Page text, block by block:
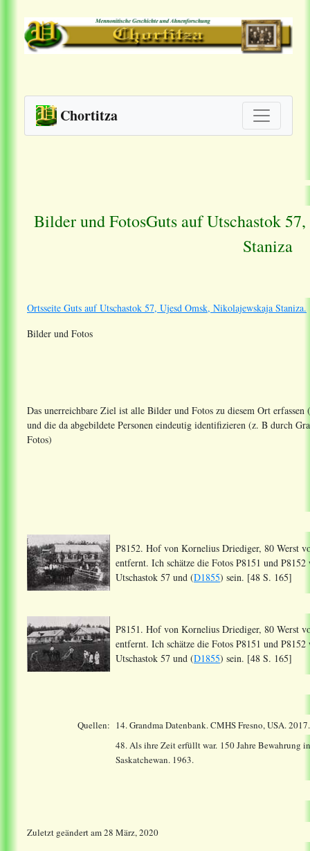
Chortitza
Bilder und FotosGuts auf Utschastok
Staniza
Ortsseite Guts auf Utschastok 57, Ujesd Omsk, Nikolajewskaja Staniza.
Bilder und Fotos
Das unerreichbare Ziel ist alle Bilder und Fotos zu diesem Ort
und die da abgebildete Personen eindeutig identifizieren (z. B durch
Fotos)
P8152. Hof von Kornelius Driediger, 80 Werst
entfernt. Ich schätze die Fotos P8151 und
Utschastok 57 und (D1855) sein. [48 S. 165]
P8151. Hof von Kornelius Driediger, 80 Werst
entfernt. Ich schätze die Fotos P8151 und
Utschastok 57 und (D1855) sein. [48 S. 165]
Quellen: 14.Grandma Datenbank. CMHS Fresno, USA.
48. Als ihre Zeit erfüllt war. 150 Jahre Bewahrung
Saskatchewan. 1963.
Zuletzt geändertam28 März, 2020